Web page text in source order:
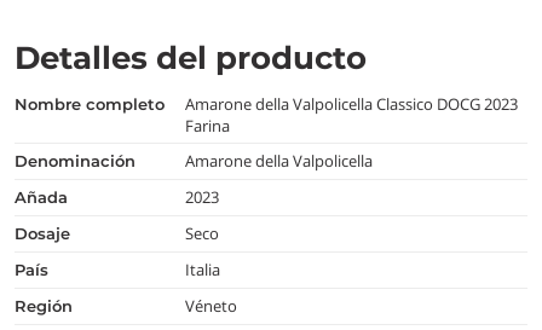
Detalles del producto
nombre completo
Amarone della Valpolicella Classico DOCG 2023
Farina
denominación Amarone della Valpolicella
añada 2023
dosaje Seco
país Italia
región Véneto